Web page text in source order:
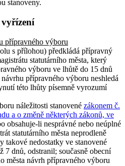
stanoveny.
přípravného výboru
s přílohou) předkládá přípravný
statutárního města, který
výboru ve lhůtě do 15 dnů
přípravného výboru neshledá
této lhůty písemně vyrozumí
náležitosti stanovené zákonem č.
a o změně některých zákonů, ve
obsahuje-li nesprávné nebo neúplné
statutárního města neprodleně
takové nedostatky ve stanovené
7 dnů, odstranil; současně obecní
města návrh přípravného výboru